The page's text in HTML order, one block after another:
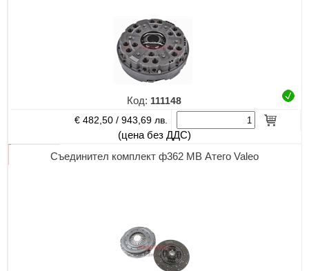
Код: 111148
€ 482,50 /943,69 лв.
(цена без ДДС)
Съединител комплект ф362 МВ Атего Valeo